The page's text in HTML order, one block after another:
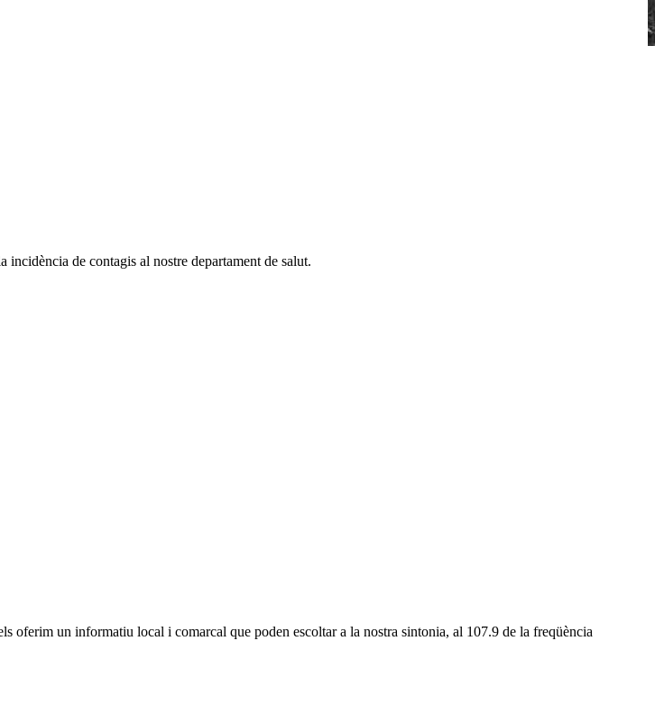
de contagis al nostre departament de salut.
oferim un informatiu local i comarcal que poden escoltar a la nostra sintonia, al 107.9 de la freqüència